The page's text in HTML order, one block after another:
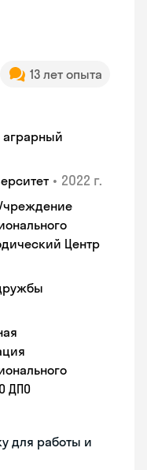
13 лет опыта
аграрный
• 2022 г.
Центр
ДПО
для работы и